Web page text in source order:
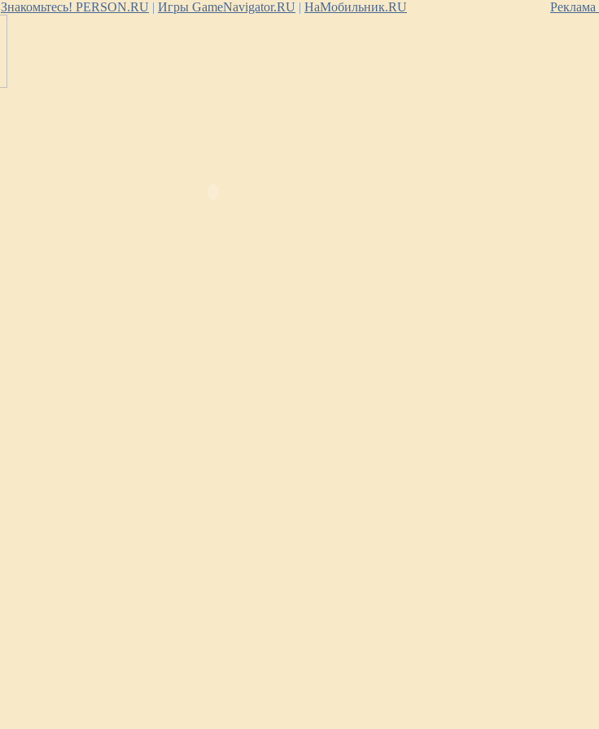
Знакомьтесь! PERSON.RU | Игры GameNavigator.RU | НаМобильник.RU Реклама